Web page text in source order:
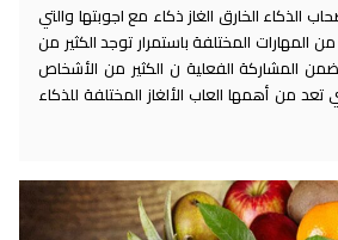
الذكاء الخارق الغاز ذكاء مع اجوبتها والتي
المهارات المختلفة باستمرار توجد الكثير من
المشاركة الفعلية ن الكثير من الأشخاص
تعد من أهمها العاب الألغاز المختلفة للذكاء